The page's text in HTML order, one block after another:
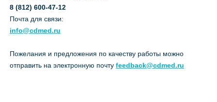
8 (812) 600-47-12
Почта для связи:
info@cdmed.ru
Пожелания и предложения по качеству работы можно
отправить на электронную почту feedback@cdmed.ru